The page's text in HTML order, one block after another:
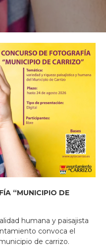
“MUNICIPIO DE
humana y paisajista
convoca el
de carrizo.